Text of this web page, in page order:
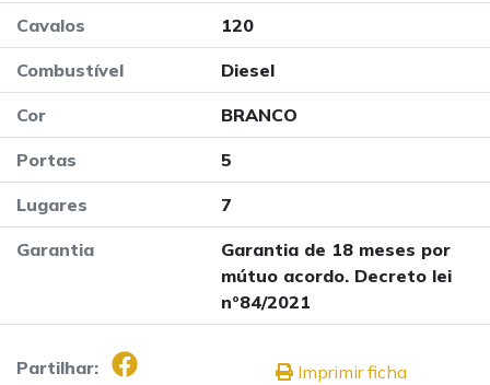
Cavalos 120
Combustível Diesel
Cor BRANCO
Portas 5
Lugares 7
Garantia
Garantia de 18 meses por
mútuo acordo. Decreto lei
nº84/2021
Partilhar: Imprimir ficha